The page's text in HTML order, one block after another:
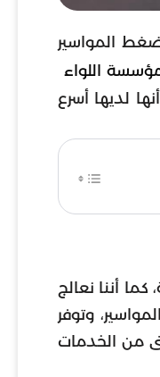
ضغط المواسير
اللواء
لديها أسرع
أننا نعالج
وتوفر
من الخدمات